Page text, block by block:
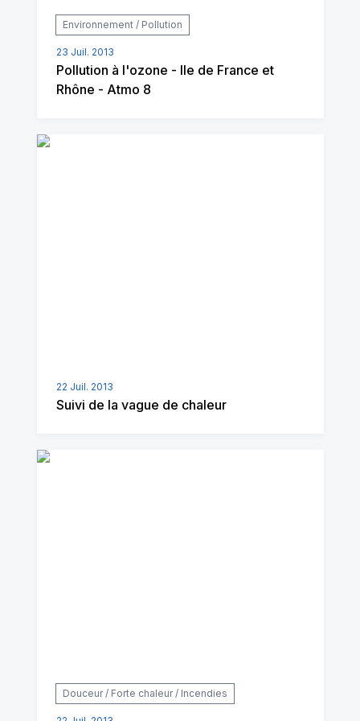
Environnement / Pollution
23 Juil. 2013
Pollution à l'ozone - Ile de France et
Rhône - Atmo 8
22 Juil. 2013
Suivi de la vague de chaleur
Douceur / Forte chaleur / Incendies